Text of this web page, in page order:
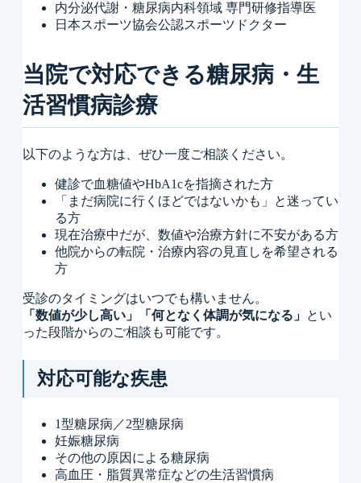
内分泌代謝・糖尿病内科領域 専門研修指導医
日本スポーツ協会公認スポーツドクター
当院で対応できる糖尿病・生
活習慣病診療
以下のような方は、ぜひ一度ご相談ください。
健診で血糖値やHbA1cを指摘された方
「まだ病院に行くほどではないかも」と迷ってい
る方
現在治療中だが、数値や治療方針に不安がある方
他院からの転院・治療内容の見直しを希望される
方
受診のタイミングはいつでも構いません。
「数値が少し高い」「何となく体調が気になる」 とい
った段階からのご相談も可能です。
対応可能な疾患
1型糖尿病／2型糖尿病
妊娠糖尿病
その他の原因による糖尿病
高血圧・脂質異常症などの生活習慣病